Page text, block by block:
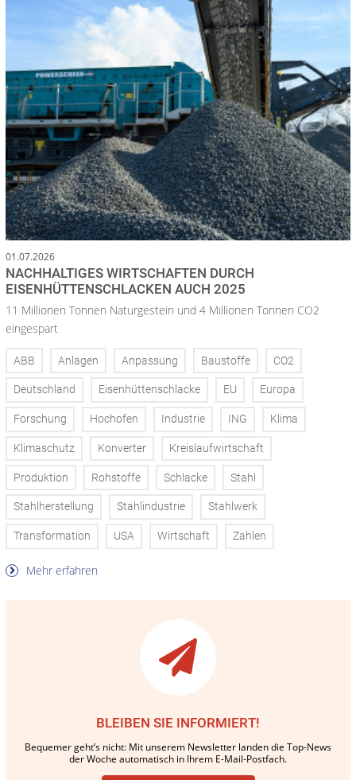
01.07.2026
NACHHALTIGES WIRTSCHAFTEN DURCH
EISENHÜTTENSCHLACKEN AUCH 2025
11 Millionen Tonnen Naturgestein und 4 Millionen Tonnen CO2
eingespart
ABB Anlagen Anpassung Baustoffe CO2
Deutschland Eisenhüttenschlacke EU Europa
Forschung Hochofen Industrie ING Klima
Klimaschutz Konverter Kreislaufwirtschaft
Produktion Rohstoffe Schlacke Stahl
Stahlherstellung Stahlindustrie Stahlwerk
Transformation USA Wirtschaft Zahlen
Mehr erfahren
BLEIBEN SIE INFORMIERT!
Bequemer geht’s nicht: Mit unserem Newsletter landen die Top-News
der Woche automatisch in Ihrem E-Mail-Postfach.